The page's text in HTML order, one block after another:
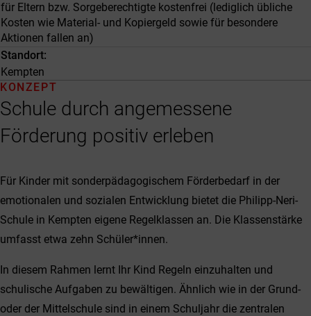
für Eltern bzw. Sorgeberechtigte kostenfrei (lediglich übliche
Kosten wie Material- und Kopiergeld sowie für besondere
Aktionen fallen an)
Standort
Kempten
Schule durch angemessene
Förderung positiv erleben
KONZEPT
Für Kinder mit sonderpädagogischem Förderbedarf in der
emotionalen und sozialen Entwicklung bietet die Philipp-Neri-
Schule in Kempten eigene Regelklassen an. Die Klassenstärke
umfasst etwa zehn Schüler*innen.
In diesem Rahmen lernt Ihr Kind Regeln einzuhalten und
schulische Aufgaben zu bewältigen. Ähnlich wie in der Grund-
oder der Mittelschule sind in einem Schuljahr die zentralen